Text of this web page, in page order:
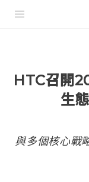
G REIGNS
HTC召開
生
與多個核心戰